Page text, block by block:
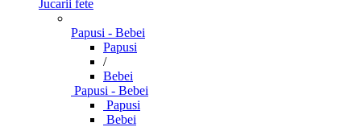
Jucarii fete
Papusi - Bebei
Papusi
/
Bebei
Papusi - Bebei
Papusi
Bebei